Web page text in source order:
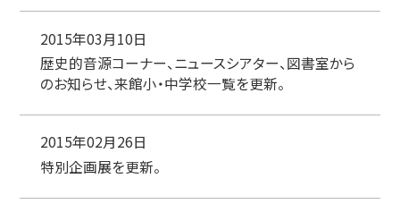
2015年03月10日
歴史的音源コーナー、ニュースシアター、図書室から
のお知らせ、来館小・中学校一覧を更新。
2015年02月26日
特別企画展を更新。